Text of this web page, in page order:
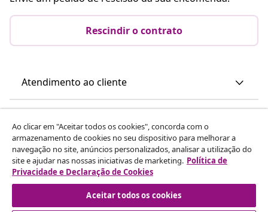
Rescindir o contrato
Atendimento ao cliente
vidaXL
Descubra mais
Ao clicar em "Aceitar todos os cookies", concorda com o
armazenamento de cookies no seu dispositivo para melhorar a
navegação no site, anúncios personalizados, analisar a utilização do
site e ajudar nas nossas iniciativas de marketing. Política de
Privacidade e Declaração de Cookies
Aceitar todos os cookies